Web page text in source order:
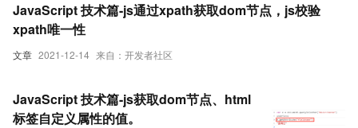
文章 2021-12-14 来自：开发者社区
JavaScript 技术篇-js通过xpath获取dom节点，js校验
xpath唯一性
JavaScript 技术篇-js获取dom节点、html
标签自定义属性的值。